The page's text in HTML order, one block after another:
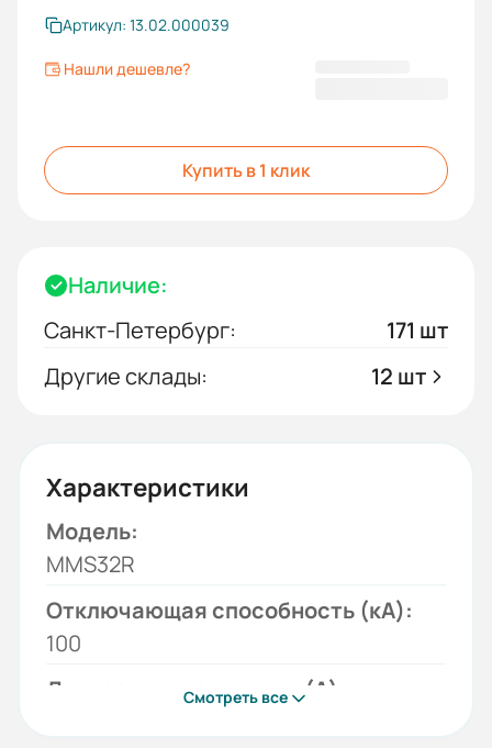
Артикул: 13.02.000039
Нашли дешевле?
Купить в 1 клик
Наличие:
Санкт-Петербург:
171 шт
Другие склады:
12 шт
Характеристики
Модель:
MMS32R
Отключающая способность (кА):
100
Диапазон уставки тока (А):
Смотреть все